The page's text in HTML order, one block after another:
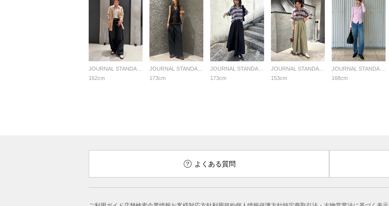
162cm
173cm
173cm
153cm
168cm
よくある質問